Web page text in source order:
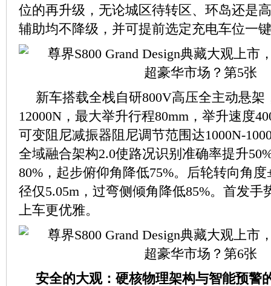
位的再升级，无论城区待转区、环岛还是
辅助均不降级，并可提前选定充电车位一
新车搭载全栈自研800V高压全主动悬架
12000N，最大举升行程80mm，举升速度
可变阻尼减振器阻尼调节范围达1000N-
全域融合架构2.0使路况识别准确率提升
80%，起步俯仰角降低75%。后轮转向角度
径仅5.05m，过弯侧倾角降低85%。首发手
上车更优雅。
安全的大观：硬核物理架构与智能预警